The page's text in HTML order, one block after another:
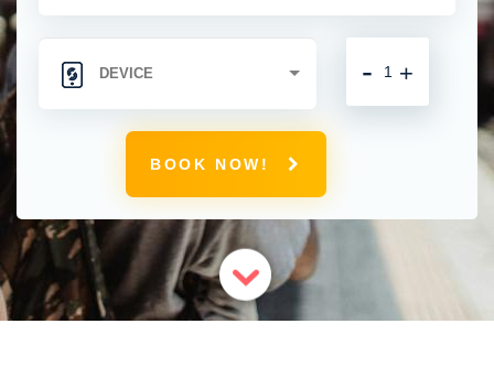
+
-
BOOK NOW!